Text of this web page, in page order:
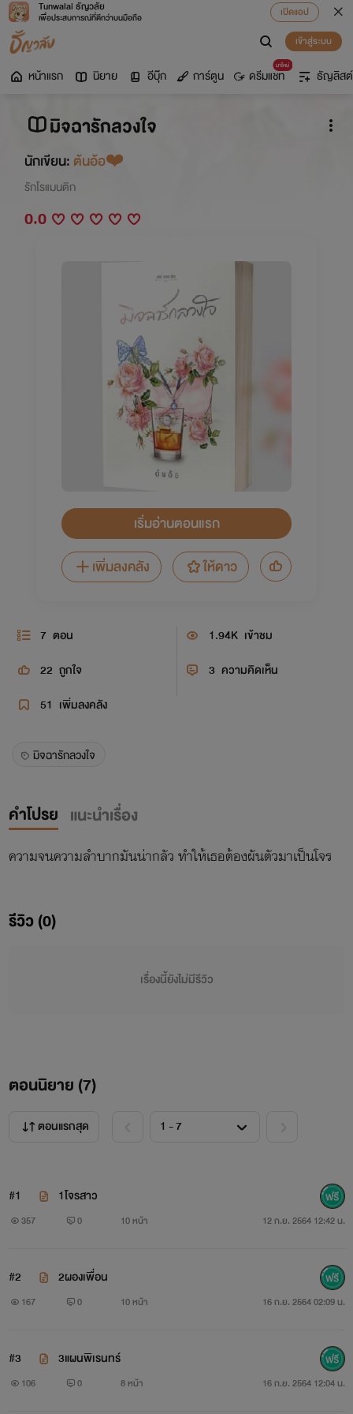
Tunwalai ธัญวลัย
เพื่อประสบการณ์ที่ดีกว่าบนมือถือ
เปิดแอป
เข้าสู่ระบบ
หน้าแรก นิยาย อีบุ๊ก การ์ตูน
มาใหม่
ดรีมแชท ธัญลิสต์
มิจฉารักลวงใจ
นักเขียน: ต้นอ้อ❤️
รักโรแมนติก
0.0
เริ่มอ่านตอนแรก
เพิ่มลงคลัง
ให้ดาว
7 ตอน 1.94K เข้าชม
22 ถูกใจ 3 ความคิดเห็น
51 เพิ่มลงคลัง
มิจฉารักลวงใจ
คำโปรย แนะนำเรื่อง
ความจนความลำบากมันน่ากลัว ทำให้เธอต้องผันตัวมาเป็นโจร
รีวิว (0)
เรื่องนี้ยังไม่มีรีวิว
ตอนนิยาย (7)
ตอนแรกสุด
#1 1โจรสาว
357 0 10 หน้า 12 ก.ย. 2564 12:42 น.
#2 2ผองเพื่อน
167 0 10 หน้า 16 ก.ย. 2564 02:09 น.
#3 3แผนพิเรนทร์
106 0 8 หน้า 16 ก.ย. 2564 12:04 น.